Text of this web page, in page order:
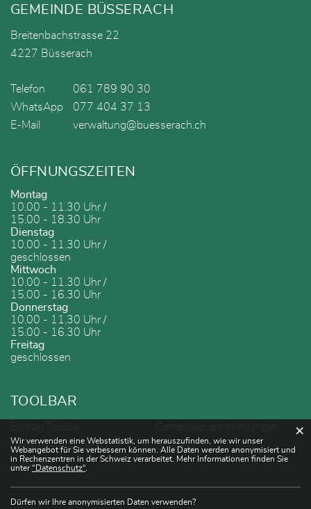
GEMEINDE BÜSSERACH
Breitenbachstrasse 22
4227 Büsserach
Telefon
061 789 90 30
WhatsApp
077 404 37 13
E-Mail
verwaltung@buesserach.ch
ÖFFNUNGSZEITEN
Montag
10.00 - 11.30 Uhr /
15.00 - 18.30 Uhr
Dienstag
10.00 - 11.30 Uhr /
geschlossen
Mittwoch
10.00 - 11.30 Uhr /
15.00 - 16.30 Uhr
Donnerstag
10.00 - 11.30 Uhr /
15.00 - 16.30 Uhr
Freitag
geschlossen
TOOLBAR
Sehenswürdigkeiten
Schulen
Dorfblatt
Webstatistik
Wir verwenden eine Webstatistik, um herauszufinden, wie wir unser
Webangebot für Sie verbessern können. Alle Daten werden anonymisiert und
in Rechenzentren in der Schweiz verarbeitet. Mehr Informationen finden Sie
unter“Datenschutz“.
Dürfen wir Ihre anonymisierten Daten verwenden?
×